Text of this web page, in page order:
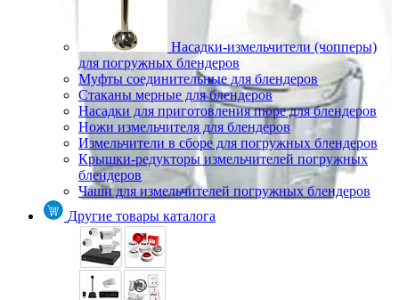
Насадки-измельчители (чопперы)
для погружных блендеров
Муфты соединительные для блендеров
Стаканы мерные для блендеров
Насадки для приготовления пюре для блендеров
Ножи измельчителя для блендеров
Измельчители в сборе для погружных блендеров
Крышки-редукторы измельчителей погружных
блендеров
Чаши для измельчителей погружных блендеров
Другие товары каталога